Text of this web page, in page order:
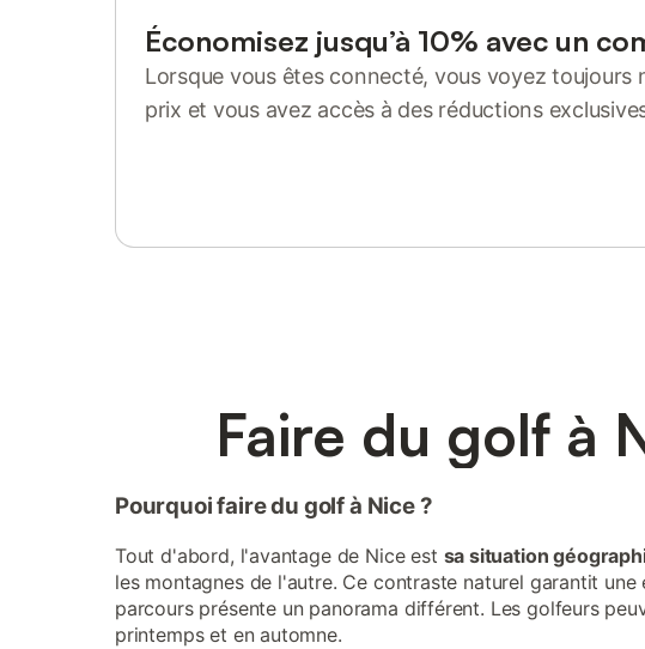
Économisez jusqu’à 10% avec un
Lorsque vous êtes connecté, vous voyez toujours
prix et vous avez accès à des réductions
Faire du golf à
Pourquoi faire du golf à Nice ?
Tout d'abord, l'avantage de Nice est sa situation
les montagnes de l'autre. Ce contraste naturel garantit
parcours présente un panorama différent. Les golfeurs
printemps et en automne.